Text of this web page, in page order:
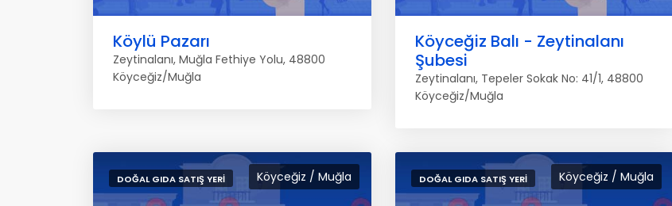
Köylü Pazarı
Zeytinalanı, Muğla Fethiye Yolu, 48800
Köyceğiz/Muğla
Köyceğiz Balı - Zeytinalanı
Şubesi
Zeytinalanı, Tepeler Sokak No: 41/1, 48800
Köyceğiz/Muğla
Köyceğiz / Muğla
DOĞAL GIDA SATIŞ YERI Köyceğiz / Muğla
DOĞAL GIDA SATIŞ YERI